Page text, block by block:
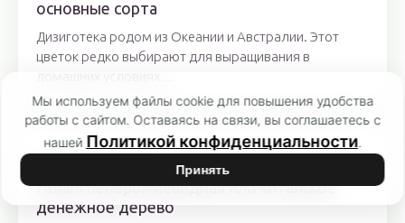
основные сорта
Дизиготека родом из Океании и Австралии. Этот
цветок редко выбирают для выращивания в
Пилея пеперомиевидная или китайское
денежное дерево
Мы используем файлы cookie для повышения удобства
работы с сайтом. Оставаясь на связи, вы соглашаетесь с
нашей Политикой конфиденциальности.
Принять